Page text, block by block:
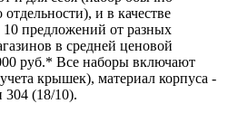
и в качестве
предложений от разных
в средней ценовой
руб.* Все наборы включают
крышек), материал корпуса -
304 (18/10).